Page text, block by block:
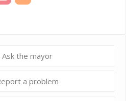
Ask the mayor
a problem